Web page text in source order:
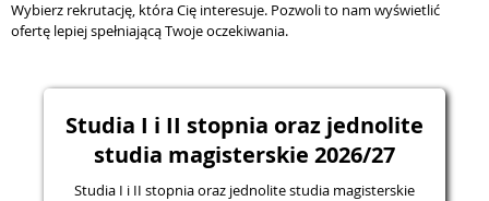
Wybierz rekrutację, która Cię interesuje. Pozwoli to nam wyświetlić
ofertę lepiej spełniającą Twoje oczekiwania.
Studia I i II stopnia oraz jednolite
studia magisterskie 2026/27
Studia I i II stopnia oraz jednolite studia magisterskie